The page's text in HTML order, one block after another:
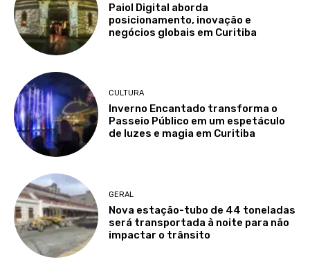
Paiol Digital aborda
posicionamento, inovação e
negócios globais em Curitiba
CULTURA
Inverno Encantado transforma o
Passeio Público em um espetáculo
de luzes e magia em Curitiba
GERAL
Nova estação-tubo de 44 toneladas
será transportada à noite para não
impactar o trânsito